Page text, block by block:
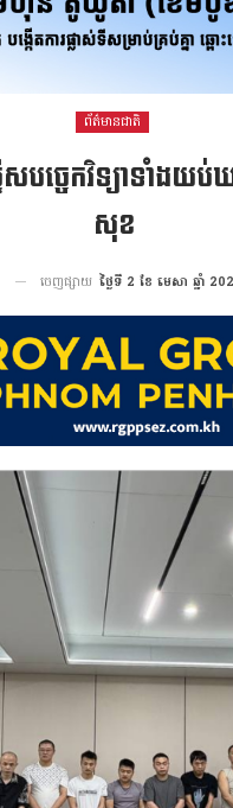
ព័ត៌មានជាតិ
មើសបច្ចេកវិទ្យាទ
សុខ
ចេញផ្សាយ ថ្ងៃទី 2 ខែ មេសា ឆ្នាំ